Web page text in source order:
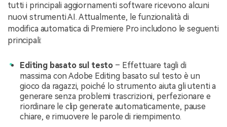
tutti i principali aggiornamenti software ricevono alcuni
nuovi strumenti AI. Attualmente, le funzionalità di
modifica automatica di Premiere Pro includono le seguenti
principali:
Editing basato sul testo – Effettuare tagli di
massima con Adobe Editing basato sul testo è un
gioco da ragazzi, poiché lo strumento aiuta gli utenti a
generare senza problemi trascrizioni, perfezionare e
riordinare le clip generate automaticamente, pause
chiare, e rimuovere le parole di riempimento.